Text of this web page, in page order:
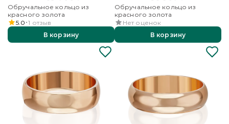
Обручальное кольцо из
красного золота
5.0 1 отзыв
В корзину
Обручальное кольцо из
красного золота
Нет оценок
В корзину